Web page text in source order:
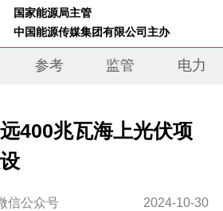
国家能源局主管
中国能源传媒集团有限公司主办
参考 监管 电力
400兆瓦海上光伏项
信公众号 2024-10-30